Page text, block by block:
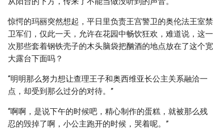
惊愕的玛丽突然想起，平日里负责王宫警卫的奥伦法王室禁
卫军们，仅此一天，允许在花园中畅饮狂欢，难道说，这一
次那些套着钢铁壳子的木头脑袋把酗酒的地点放在了这个宽
大露台下面吗？
“明明那么努力想让查理王子和奥西维亚长公主关系融洽一
点，却受到那么过分的对待。”
“啊啊，是说下午的时候吧，精心制作的蛋糕，就被那么残
忍的毁掉了啊，小公主跑开的时候，哭着呢。”